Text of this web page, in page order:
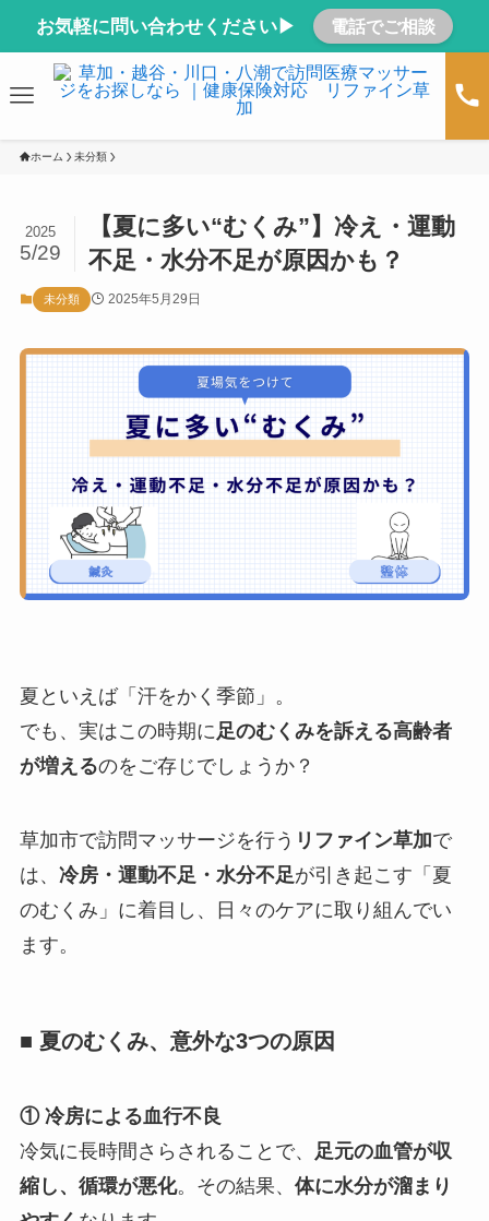
お気軽に問い合わせください▶ 電話でご相談
ホーム 未分類
【夏に多い“むくみ”】冷え・運動
不足・水分不足が原因かも？
2025
5/29
未分類 2025年5月29日
夏といえば「汗をかく季節」。
でも、実はこの時期に足のむくみを訴える高齢者
が増えるのをご存じでしょうか？
草加市で訪問マッサージを行う リファイン草加で
は、 冷房・運動不足・水分不足が引き起こす「夏
のむくみ」に着目し、日々のケアに取り組んでい
ます。
■ 夏のむくみ、意外な3つの原因
① 冷房による血行不良
冷気に長時間さらされることで、 足元の血管が収
縮し、循環が悪化。その結果、 体に水分が溜まり